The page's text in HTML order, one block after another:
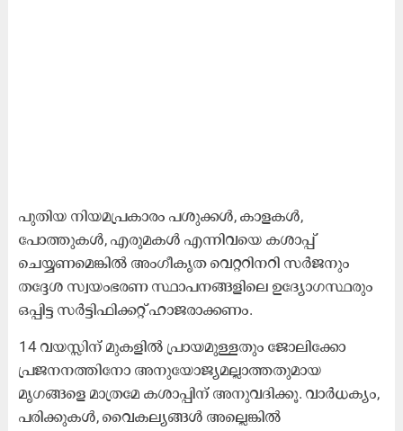
പുതിയ നിയമപ്രകാരം പശുക്കൾ, കാളകൾ,
പോത്തുകൾ, എരുമകൾ എന്നിവയെ കശാപ്പ്
ചെയ്യണമെങ്കിൽ അംഗീകൃത വെറ്ററിനറി സർജനും
തദ്ദേശ സ്വയംഭരണ സ്ഥാപനങ്ങളിലെ ഉദ്യോഗസ്ഥരും
ഒപ്പിട്ട സർട്ടിഫിക്കറ്റ് ഹാജരാക്കണം.
14 വയസ്സിന് മുകളിൽ പ്രായമുള്ളതും ജോലിക്കോ
പ്രജനനത്തിനോ അനുയോജ്യമല്ലാത്തതുമായ
മൃഗങ്ങളെ മാത്രമേ കശാപ്പിന് അനുവദിക്കൂ. വാർധക്യം,
പരിക്കുകൾ, വൈകല്യങ്ങൾ അല്ലെങ്കിൽ